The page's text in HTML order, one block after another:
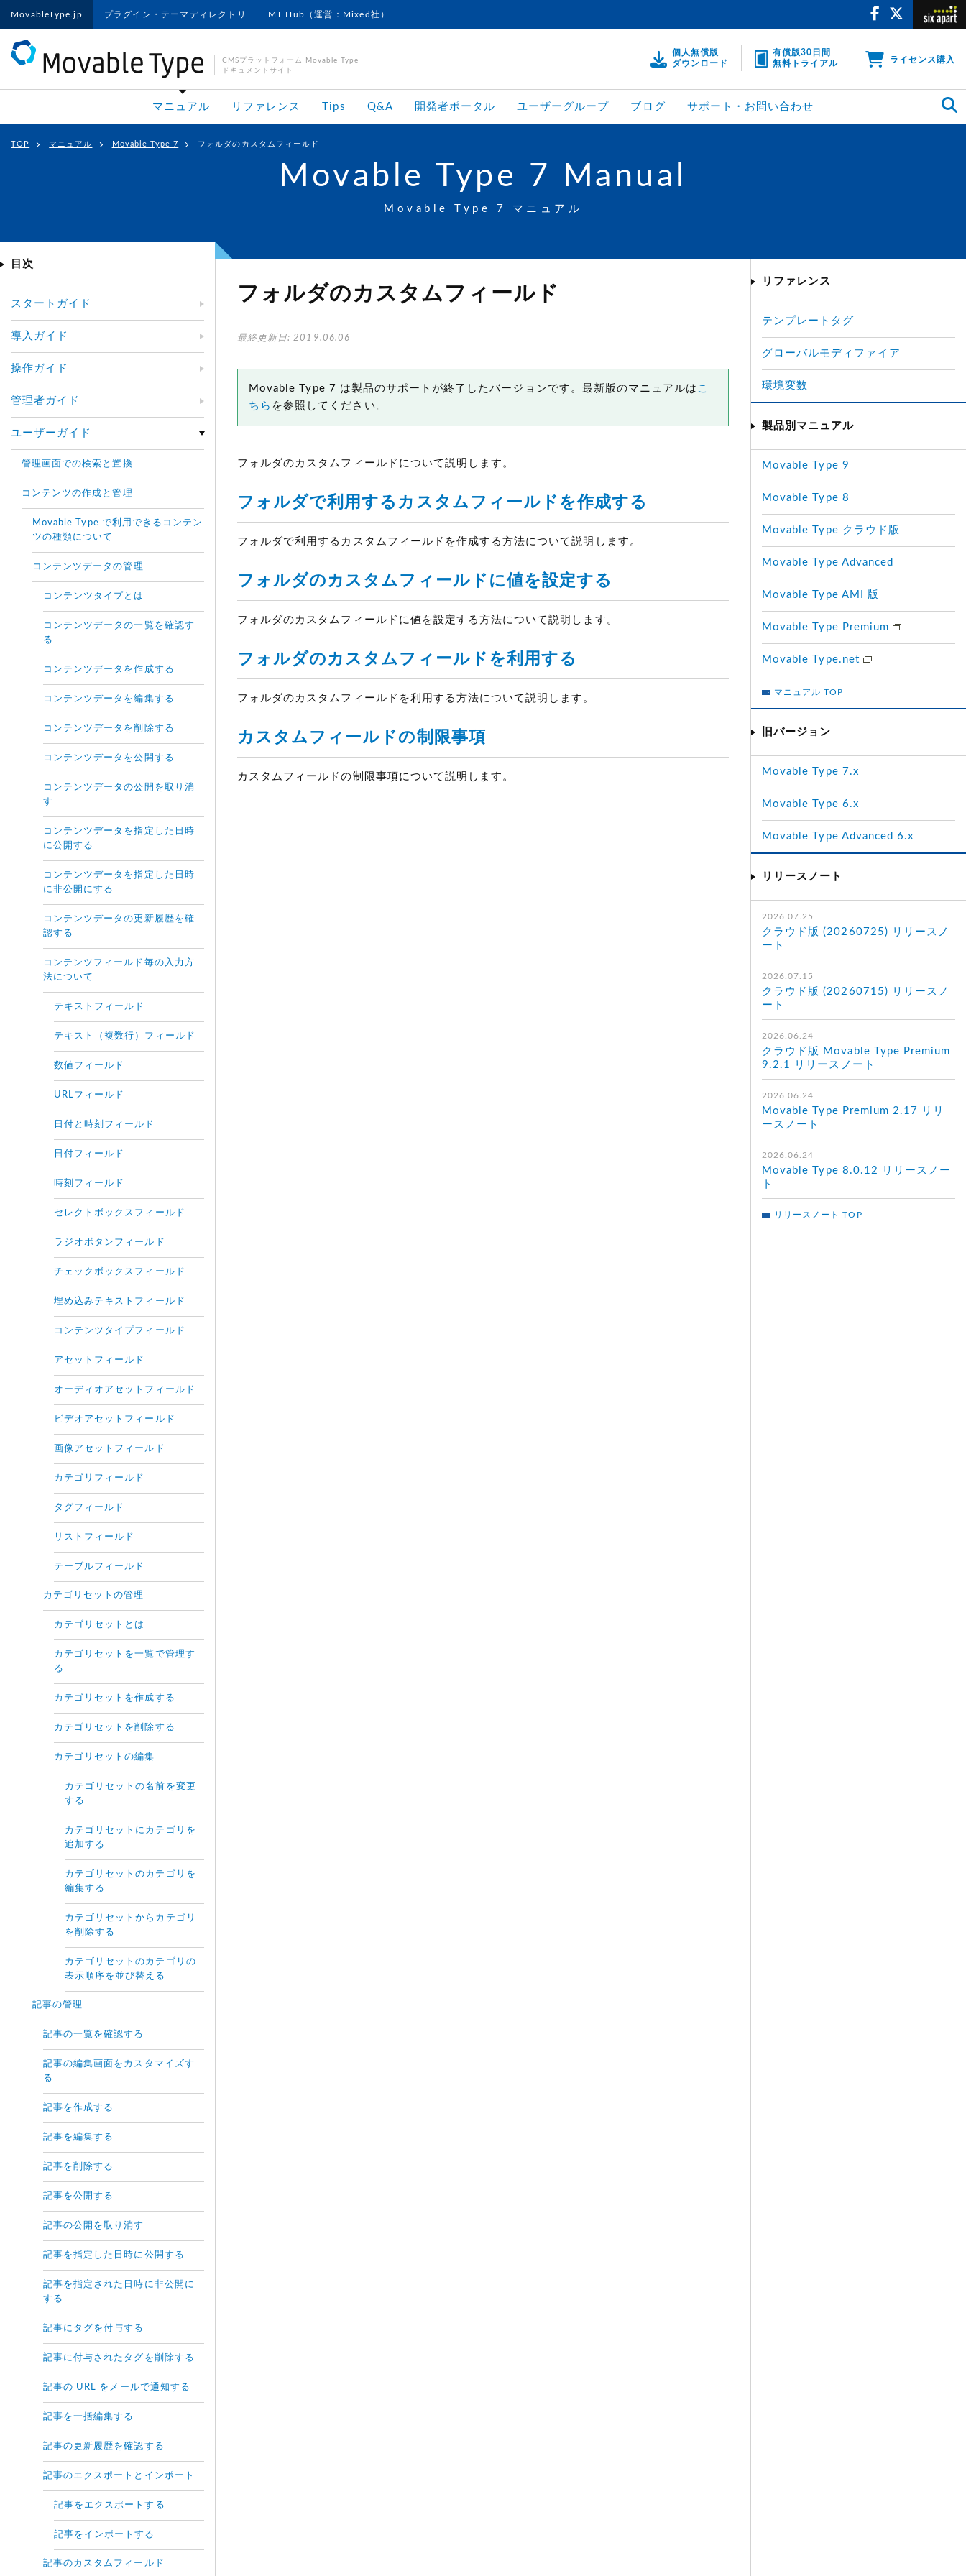
MovableType.jp プラグイン・テーマディレクトリ MT Hub（運営：Mixed社）
CMSプラットフォーム Movable Type
ドキュメントサイト
個人無償版
ダウンロード
有償版30日間
無料トライアル
ライセンス購入
マニュアル リファレンス Tips Q&A 開発者ポータル ユーザーグループ ブログ サポート・お問い合わせ
TOP マニュアル Movable Type 7 フォルダのカスタムフィールド
Movable Type 7 Manual
Movable Type 7 マニュアル
フォルダのカスタムフィールド
最終更新日: 2019.06.06
Movable Type 7 は製品のサポートが終了したバージョンです。最新版のマニュアルは こ
ちら を参照してください。
フォルダのカスタムフィールドについて説明します。
フォルダで利用するカスタムフィールドを作成する
フォルダで利用するカスタムフィールドを作成する方法について説明します。
フォルダのカスタムフィールドに値を設定する
フォルダのカスタムフィールドに値を設定する方法について説明します。
フォルダのカスタムフィールドを利用する
フォルダのカスタムフィールドを利用する方法について説明します。
カスタムフィールドの制限事項
カスタムフィールドの制限事項について説明します。
目次
スタートガイド
導入ガイド
操作ガイド
管理者ガイド
ユーザーガイド
管理画面での検索と置換
コンテンツの作成と管理
Movable Type で利用できるコンテン
ツの種類について
コンテンツデータの管理
コンテンツタイプとは
コンテンツデータの一覧を確認す
る
コンテンツデータを作成する
コンテンツデータを編集する
コンテンツデータを削除する
コンテンツデータを公開する
コンテンツデータの公開を取り消
す
コンテンツデータを指定した日時
に公開する
コンテンツデータを指定した日時
に非公開にする
コンテンツデータの更新履歴を確
認する
コンテンツフィールド毎の入力方
法について
テキストフィールド
テキスト（複数行）フィールド
数値フィールド
URLフィールド
日付と時刻フィールド
日付フィールド
時刻フィールド
セレクトボックスフィールド
ラジオボタンフィールド
チェックボックスフィールド
埋め込みテキストフィールド
コンテンツタイプフィールド
アセットフィールド
オーディオアセットフィールド
ビデオアセットフィールド
画像アセットフィールド
カテゴリフィールド
タグフィールド
リストフィールド
テーブルフィールド
カテゴリセットの管理
カテゴリセットとは
カテゴリセットを一覧で管理す
る
カテゴリセットを作成する
カテゴリセットを削除する
カテゴリセットの編集
カテゴリセットの名前を変更
する
カテゴリセットにカテゴリを
追加する
カテゴリセットのカテゴリを
編集する
カテゴリセットからカテゴリ
を削除する
カテゴリセットのカテゴリの
表示順序を並び替える
記事の管理
記事の一覧を確認する
記事の編集画面をカスタマイズす
る
記事を作成する
記事を編集する
記事を削除する
記事を公開する
記事の公開を取り消す
記事を指定した日時に公開する
記事を指定された日時に非公開に
する
記事にタグを付与する
記事に付与されたタグを削除する
記事の URL をメールで通知する
記事を一括編集する
記事の更新履歴を確認する
記事のエクスポートとインポート
記事をエクスポートする
記事をインポートする
記事のカスタムフィールド
リファレンス
テンプレートタグ
グローバルモディファイア
環境変数
製品別マニュアル
Movable Type 9
Movable Type 8
Movable Type クラウド版
Movable Type Advanced
Movable Type AMI 版
Movable Type Premium
Movable Type.net
マニュアル TOP
旧バージョン
Movable Type 7.x
Movable Type 6.x
Movable Type Advanced 6.x
リリースノート
2026.07.25
クラウド版 (20260725) リリースノ
ート
2026.07.15
クラウド版 (20260715) リリースノ
ート
2026.06.24
クラウド版 Movable Type Premium
9.2.1 リリースノート
2026.06.24
Movable Type Premium 2.17 リリ
ースノート
2026.06.24
Movable Type 8.0.12 リリースノー
ト
リリースノート TOP